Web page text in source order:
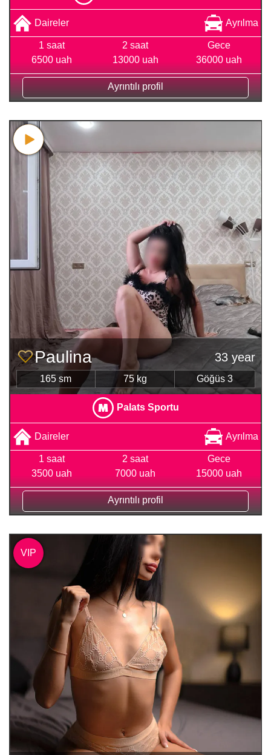
Daireler Ayrılma
1 saat
6500 uah
2 saat
13000 uah
Gece
36000 uah
Ayrıntılı profil
Paulina 33 year
165 sm 75 kg Göğüs 3
Palats Sportu
Daireler Ayrılma
1 saat
3500 uah
2 saat
7000 uah
Gece
15000 uah
Ayrıntılı profil
VIP